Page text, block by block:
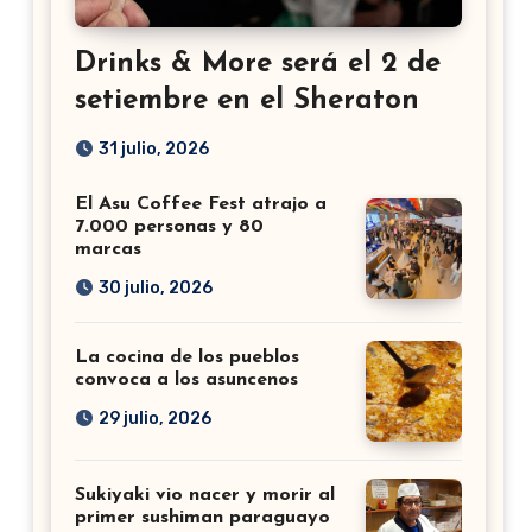
Drinks & More será el 2 de
setiembre en el Sheraton
31 julio, 2026
El Asu Coffee Fest atrajo a
7.000 personas y 80
marcas
30 julio, 2026
La cocina de los pueblos
convoca a los asuncenos
29 julio, 2026
Sukiyaki vio nacer y morir al
primer sushiman paraguayo